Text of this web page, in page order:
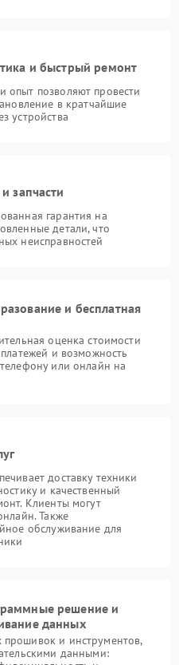
и быстрый ремонт
позволяют провести
в кратчайшие
устройства
запчасти
гарантия на
детали, что
неисправностей
и бесплатная
оценка стоимости
и возможность
или онлайн на
доставку техники
и качественный
Клиенты могут
Также
обслуживание для
решение и
данных
и инструментов,
данными: